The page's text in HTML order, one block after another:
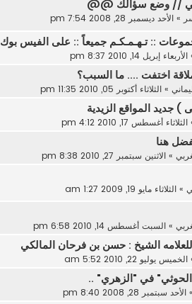
// وضع سؤالك @@
» الأحد ديسمبر 28, 2008 7:54 pm
:: تـهـمـكـم جميعاً :: على الفيس بوك
الأربعاء إبريل 14, 2010 8:37 pm
اختفت .... ما السبب؟
» الثلاثاء أكتوبر 05, 2010 11:35 pm
) جديد المواقع الزيدية
الثلاثاء أغسطس 17, 2010 4:12 pm
هنا
» الاثنين سبتمبر 27, 2010 8:38 pm
» الثلاثاء مايو 19, 2009 1:27 am
» السبت أغسطس 14, 2010 6:58 pm
للعلامه الشيخ : حسن بن فرحان المالكي
الخميس يوليو 22, 2010 5:52 am
في "الزهري" ..
» الأحد سبتمبر 28, 2008 8:40 pm